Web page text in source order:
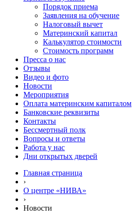
Порядок приема
Заявления на обучение
Налоговый вычет
Материнский капитал
Калькулятор стоимости
Стоимость программ
Пресса о нас
Отзывы
Видео и фото
Новости
Мероприятия
Оплата материнским капиталом
Банковские реквизиты
Контакты
Бессмертный полк
Вопросы и ответы
Работа у нас
Дни открытых дверей
Главная страница
›
О центре «НИВА»
›
Новости